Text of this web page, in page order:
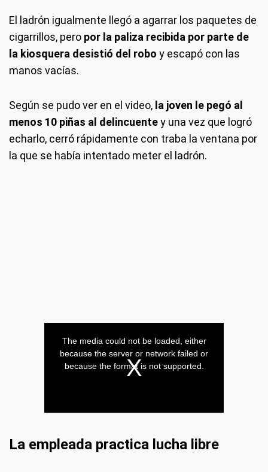
El ladrón igualmente llegó a agarrar los paquetes de
cigarrillos, pero por la paliza recibida por parte de
la kiosquera desistió del robo y escapó con las
manos vacías.
Según se pudo ver en el video, la joven le pegó al
menos 10 piñas al delincuentey una vez que logró
echarlo, cerró rápidamente con traba la ventana por
la que se había intentado meter el ladrón.
La empleada practica lucha libre